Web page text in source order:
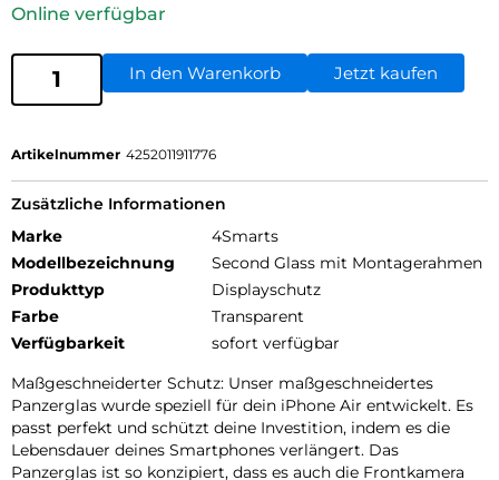
Online verfügbar
In den Warenkorb Jetzt kaufen
Artikelnummer 4252011911776
Zusätzliche Informationen
Marke
4Smarts
Modellbezeichnung
Second Glass mit Montagerahmen
Produkttyp
Displayschutz
Farbe
Transparent
Verfügbarkeit
sofort verfügbar
Maßgeschneiderter Schutz: Unser maßgeschneidertes
Panzerglas wurde speziell für dein iPhone Air entwickelt. Es
passt perfekt und schützt deine Investition, indem es die
Lebensdauer deines Smartphones verlängert. Das
Panzerglas ist so konzipiert, dass es auch die Frontkamera